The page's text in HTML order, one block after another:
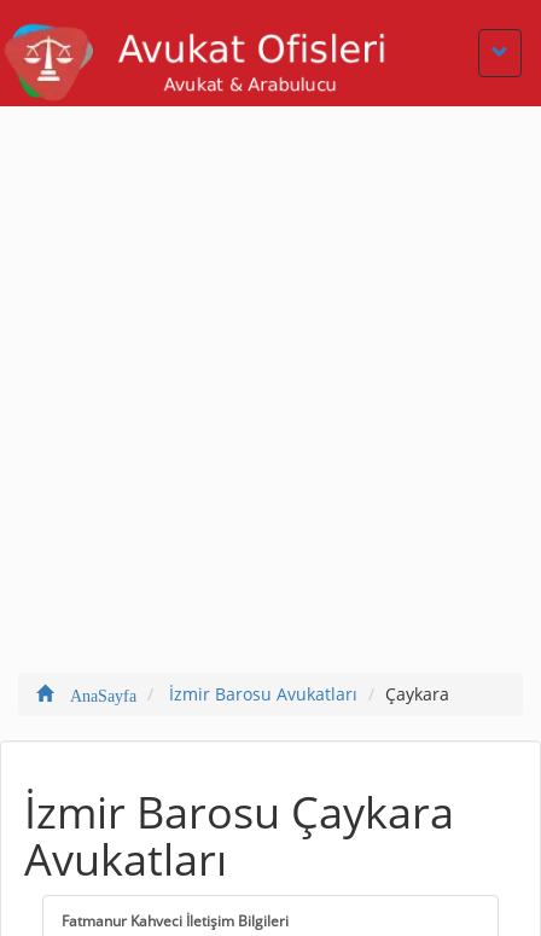
AnaSayfa İzmir Barosu Avukatları Çaykara
İzmir Barosu Çaykara
Avukatları
Fatmanur Kahveci İletişim Bilgileri